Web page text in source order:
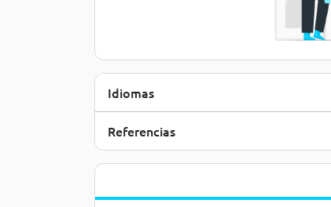
Idiomas
Referencias